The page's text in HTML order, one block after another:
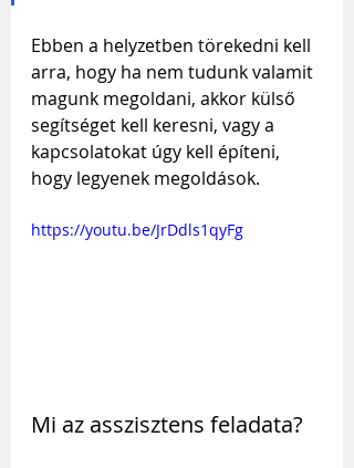
Ebben a helyzetben törekedni kell
arra, hogy ha nem tudunk valamit
magunk megoldani, akkor külső
segítséget kell keresni, vagy a
kapcsolatokat úgy kell építeni,
hogy legyenek megoldások.
https://youtu.be/JrDdls1qyFg
Mi az asszisztens feladata?